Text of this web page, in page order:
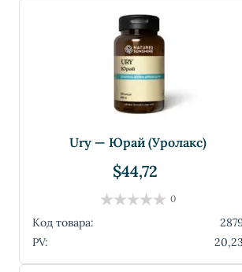
Ury — Юрай (Уролакс)
$44,72
0
Код товара:
PV:
20,23